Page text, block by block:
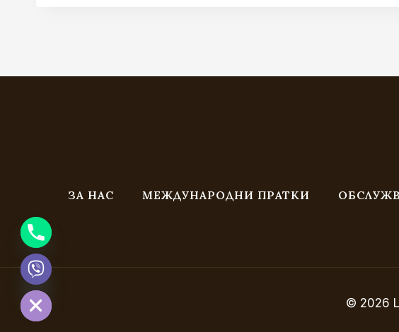
ЗА НАС МЕЖДУНАРОДНИ ПРАТКИ
© 2026
HIDE